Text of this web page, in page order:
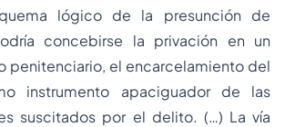
lógico de la presunción de
concebirse la privación en un
penitenciario, el encarcelamiento del
instrumento apaciguador de las
suscitados por el delito. (…) La vía